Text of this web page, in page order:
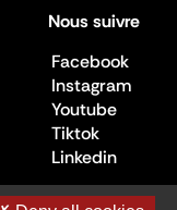
Nous suivre
Facebook
Instagram
Youtube
Tiktok
Linkedin